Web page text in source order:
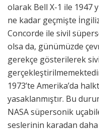
olarak Bell X-1 ile 1947
ne kadar geçmişte
Concorde ile sivil
olsa da, günümüzde
gerekçe gösterilerek
1973’te Amerika’da
yasaklanmıştır. Bu
NASA süpersonik
seslerinin karadan daha